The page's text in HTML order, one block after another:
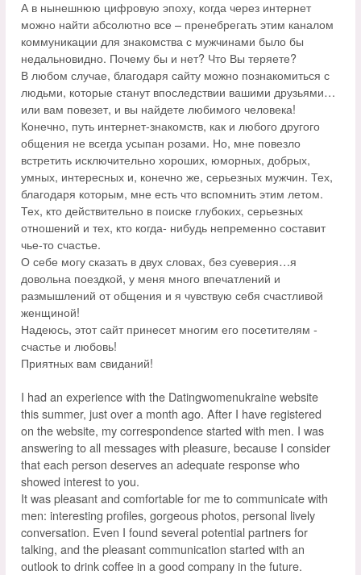
А в нынешнюю цифровую эпоху, когда через интернет
можно найти абсолютно все – пренебрегать этим каналом
коммуникации для знакомства с мужчинами было бы
недальновидно. Почему бы и нет? Что Вы теряете?
В любом случае, благодаря сайту можно познакомиться с
людьми, которые станут впоследствии вашими друзьями…
или вам повезет, и вы найдете любимого человека!
Конечно, путь интернет-знакомств, как и любого другого
общения не всегда усыпан розами. Но, мне повезло
встретить исключительно хороших, юморных, добрых,
умных, интересных и, конечно же, серьезных мужчин. Тех,
благодаря которым, мне есть что вспомнить этим летом.
Тех, кто действительно в поиске глубоких, серьезных
отношений и тех, кто когда- нибудь непременно составит
чье-то счастье.
О себе могу сказать в двух словах, без суеверия…я
довольна поездкой, у меня много впечатлений и
размышлений от общения и я чувствую себя счастливой
женщиной!
Надеюсь, этот сайт принесет многим его посетителям -
счастье и любовь!
Приятных вам свиданий!
I had an experience with the Datingwomenukraine website
this summer, just over a month ago. After I have registered
on the website, my correspondence started with men. I was
answering to all messages with pleasure, because I consider
that each person deserves an adequate response who
showed interest to you.
It was pleasant and comfortable for me to communicate with
men: interesting profiles, gorgeous photos, personal lively
conversation. Even I found several potential partners for
talking, and the pleasant communication started with an
outlook to drink coffee in a good company in the future.